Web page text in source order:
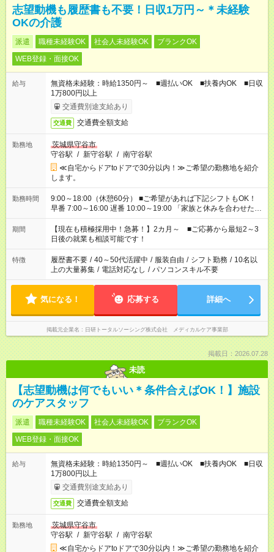
志望動機も履歴書も不要！日収1万円～＊未経験
OKの介護
派遣 職種未経験OK 社会人未経験OK
ブランクOK
WEB登録・面接OK
給与
無資格未経験：時給1350円～ ■週払いOK ■扶養内OK ■日収
1万800円以上
交通費別途支給あり
交通費 交通費全額支給
勤務地
茨城県守谷市
守谷駅 / 新守谷駅 / 南守谷駅
≪自宅からドアtoドアで30分以内！≫ご希望の勤務地を紹介
します。
勤務時間
9:00～18:00（休憩60分） ■ご希望があれば下記シフトもOK！
早番 7:00～16:00 遅番 10:00～19:00 「家族と休みを合わせた
い」 「余裕を持って夕飯の準備がしたい」 「できれば残業はし
たくない」 など、ご希望を教えてくださいね。 ※Wワーク希望
の方へ 今ご覧のお仕事で希望する勤務時間と、もう1つのお仕事
の勤務時間。 合計で週40時間を超える場合は応募できません。
期間
【現在も積極採用中！急募！】2カ月～ ■ご応募から最短2～3
日後の就業も相談可能です！
特徴 履歴書不要 / 40～50代活躍中 / 服装自由 / シフト勤務 / 10名以
上の大量募集 / 電話対応なし / パソコンスキル不要
気になる！ 応募する 詳細へ
掲載元企業名 日研トータルソーシング株式会社 メディカルケア事業部
掲載日：2026.07.28
未読
【志望動機は何でもいい＊条件合えばOK！】施設
のケアスタッフ
派遣 職種未経験OK 社会人未経験OK
ブランクOK
WEB登録・面接OK
給与
無資格未経験：時給1350円～ ■週払いOK ■扶養内OK ■日収
1万800円以上
交通費別途支給あり
交通費 交通費全額支給
勤務地
茨城県守谷市
守谷駅 / 新守谷駅 / 南守谷駅
≪自宅からドアtoドアで30分以内！≫ご希望の勤務地を紹介